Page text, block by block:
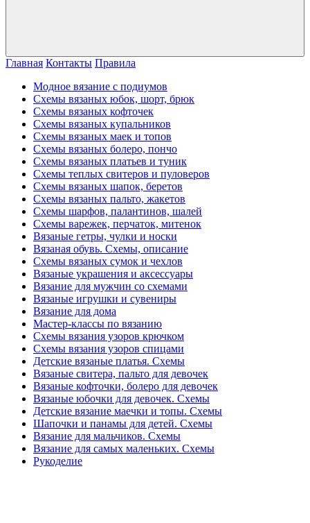
Главная Контакты Правила
Модное вязание с подиумов
Схемы вязаных юбок, шорт, брюк
Схемы вязаных кофточек
Схемы вязаных купальников
Схемы вязаных маек и топов
Схемы вязаных болеро, пончо
Схемы вязаных платьев и туник
Схемы теплых свитеров и пуловеров
Схемы вязаных шапок, беретов
Схемы вязаных пальто, жакетов
Схемы шарфов, палантинов, шалей
Схемы варежек, перчаток, митенок
Вязаные гетры, чулки и носки
Вязаная обувь. Схемы, описание
Схемы вязаных сумок и чехлов
Вязаные украшения и аксессуары
Вязание для мужчин со схемами
Вязаные игрушки и сувениры
Вязание для дома
Мастер-классы по вязанию
Схемы вязания узоров крючком
Схемы вязания узоров спицами
Детские вязаные платья. Схемы
Вязаные свитера, пальто для девочек
Вязаные кофточки, болеро для девочек
Вязаные юбочки для девочек. Схемы
Детские вязание маечки и топы. Схемы
Шапочки и панамы для детей. Схемы
Вязание для мальчиков. Схемы
Вязание для самых маленьких. Схемы
Рукоделие